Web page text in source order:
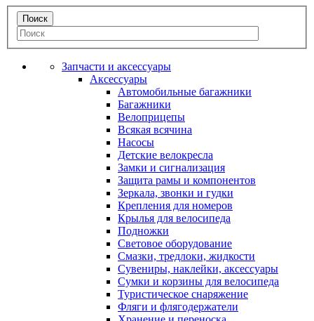
Запчасти и аксессуары
Аксессуары
Автомобильные багажники
Багажники
Велоприцепы
Всякая всячина
Насосы
Детские велокресла
Замки и сигнализация
Защита рамы и компонентов
Зеркала, звонки и гудки
Крепления для номеров
Крылья для велосипеда
Подножки
Световое оборудование
Смазки, тредлоки, жидкости
Сувениры, наклейки, аксессуары
Сумки и корзины для велосипеда
Туристическое снаряжение
Фляги и флягодержатели